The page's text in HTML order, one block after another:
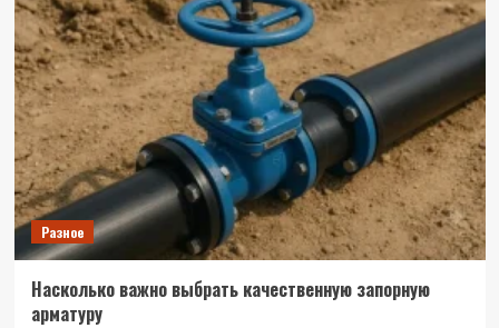
Разное
Насколько важно выбрать качественную запорную
арматуру